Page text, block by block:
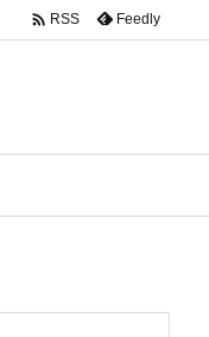
 RSS Feedly